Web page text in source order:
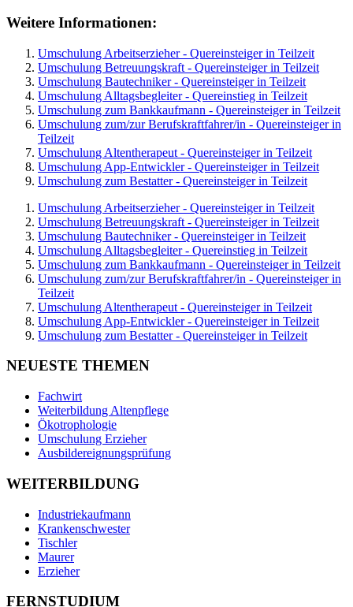
Weitere Informationen:
Umschulung Arbeitserzieher - Quereinsteiger in Teilzeit
Umschulung Betreuungskraft - Quereinsteiger in Teilzeit
Umschulung Bautechniker - Quereinsteiger in Teilzeit
Umschulung Alltagsbegleiter - Quereinstieg in Teilzeit
Umschulung zum Bankkaufmann - Quereinsteiger in Teilzeit
Umschulung zum/zur Berufskraftfahrer/in - Quereinsteiger in
Teilzeit
Umschulung Altentherapeut - Quereinsteiger in Teilzeit
Umschulung App-Entwickler - Quereinsteiger in Teilzeit
Umschulung zum Bestatter - Quereinsteiger in Teilzeit
Umschulung Arbeitserzieher - Quereinsteiger in Teilzeit
Umschulung Betreuungskraft - Quereinsteiger in Teilzeit
Umschulung Bautechniker - Quereinsteiger in Teilzeit
Umschulung Alltagsbegleiter - Quereinstieg in Teilzeit
Umschulung zum Bankkaufmann - Quereinsteiger in Teilzeit
Umschulung zum/zur Berufskraftfahrer/in - Quereinsteiger in
Teilzeit
Umschulung Altentherapeut - Quereinsteiger in Teilzeit
Umschulung App-Entwickler - Quereinsteiger in Teilzeit
Umschulung zum Bestatter - Quereinsteiger in Teilzeit
NEUESTE THEMEN
Fachwirt
Weiterbildung Altenpflege
Ökotrophologie
Umschulung Erzieher
Ausbildereignungsprüfung
WEITERBILDUNG
Industriekaufmann
Krankenschwester
Tischler
Maurer
Erzieher
FERNSTUDIUM